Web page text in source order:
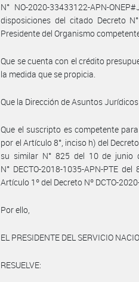
N° NO-2020-33433122-APN-
disposiciones del citado Decreto
Presidente del Organismo
Que se cuenta con el crédito
la medida que se propicia.
Que la Dirección de Asuntos
Que el suscripto es competente
por el Artículo 8°, inciso h) del
su similar N° 825 del 10 de junio
N° DECTO-2018-1035-APN-PTE
Artículo 1º del Decreto Nº DCTO-
Por ello,
EL PRESIDENTE DEL SERVICIO
RESUELVE: